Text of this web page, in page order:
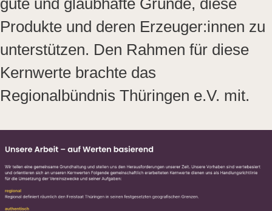
Produkte und deren Erzeuger:innen zu
unterstützen. Den Rahmen für diese
Kernwerte brachte das
Regionalbündnis Thüringen e.V. mit.